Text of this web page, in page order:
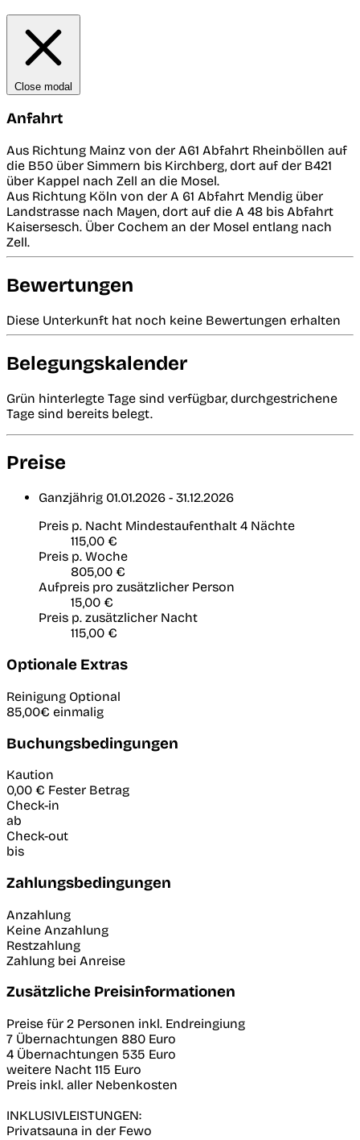
Close modal
Anfahrt
Aus Richtung Mainz von der A61 Abfahrt Rheinböllen auf
die B50 über Simmern bis Kirchberg, dort auf der B421
über Kappel nach Zell an die Mosel.
Aus Richtung Köln von der A 61 Abfahrt Mendig über
Landstrasse nach Mayen, dort auf die A 48 bis Abfahrt
Kaisersesch. Über Cochem an der Mosel entlang nach
Zell.
Bewertungen
Diese Unterkunft hat noch keine Bewertungen erhalten
Belegungskalender
Grün hinterlegte Tage sind verfügbar, durchgestrichene
Tage sind bereits belegt.
Preise
Ganzjährig 01.01.2026 - 31.12.2026
Preis p. Nacht Mindestaufenthalt 4 Nächte
115,00 €
Preis p. Woche
805,00 €
Aufpreis pro zusätzlicher Person
15,00 €
Preis p. zusätzlicher Nacht
115,00 €
Optionale Extras
Reinigung Optional
85,00€ einmalig
Buchungsbedingungen
Kaution
0,00 € Fester Betrag
Check-in
ab
Check-out
bis
Zahlungsbedingungen
Anzahlung
Keine Anzahlung
Restzahlung
Zahlung bei Anreise
Zusätzliche Preisinformationen
Preise für 2 Personen inkl. Endreingiung
7 Übernachtungen 880 Euro
4 Übernachtungen 535 Euro
weitere Nacht 115 Euro
Preis inkl. aller Nebenkosten
INKLUSIVLEISTUNGEN:
Privatsauna in der Fewo